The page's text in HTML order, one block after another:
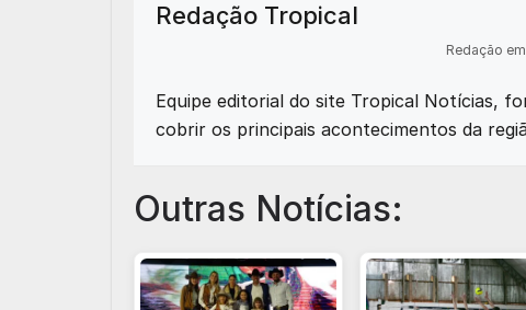
Redação Tropical
Redação
Equipe editorial do site Tropical Notícias,
cobrir os principais acontecimentos da
Outras Notícias: